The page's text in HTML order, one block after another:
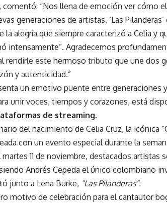
comentó: “Nos llena de emoción ver cómo
generaciones de artistas. ‘Las
la alegría que siempre caracterizó a Celia y
intensamente”. Agradecemos
rendirle este hermoso tributo que une dos
y autenticidad.”
un emotivo puente entre generaciones
unir voces, tiempos y corazones, está
de streaming.
del nacimiento de Celia Cruz, la icónica
con un evento especial durante la
11 de noviembre, destacados artistas
Andrés Cepeda el único colombiano
junto a Lena Burke, “Las Pilanderas”.
motivo de celebración para el cantautor